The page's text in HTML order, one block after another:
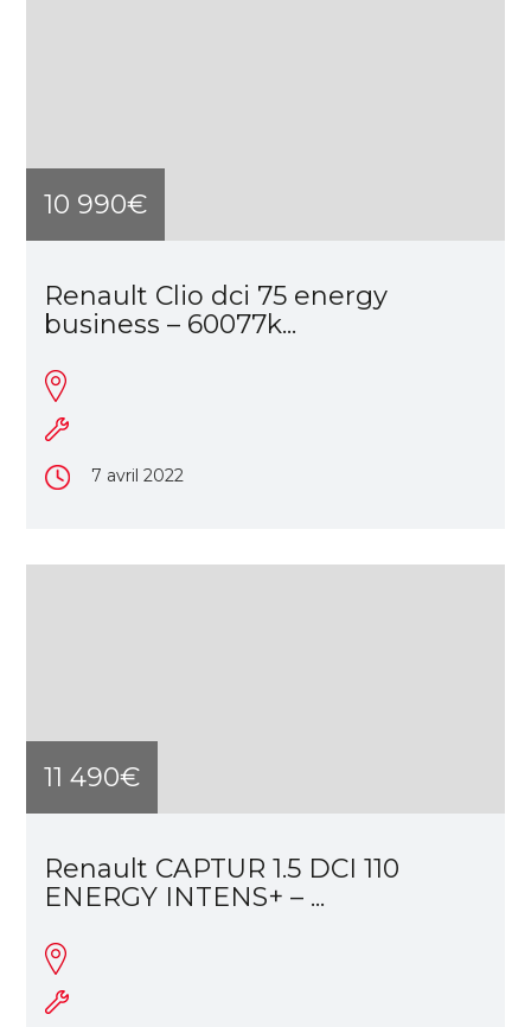
10 990€
Renault Clio dci 75 energy
business – 60077k...
7 avril 2022
11 490€
Renault CAPTUR 1.5 DCI 110
ENERGY INTENS+ – ...